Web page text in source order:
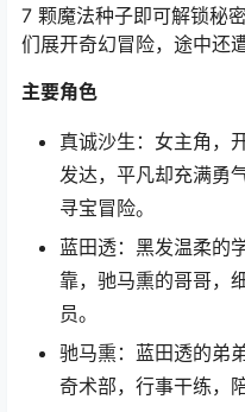
7 颗魔法种子即可解锁秘
们展开奇幻冒险，途中还
主要角色
真诚沙生：女主角，
发达，平凡却充满勇
寻宝冒险。
蓝田透：黑发温柔的
靠，驰马熏的哥哥，
员。
驰马熏：蓝田透的弟
奇术部，行事干练，